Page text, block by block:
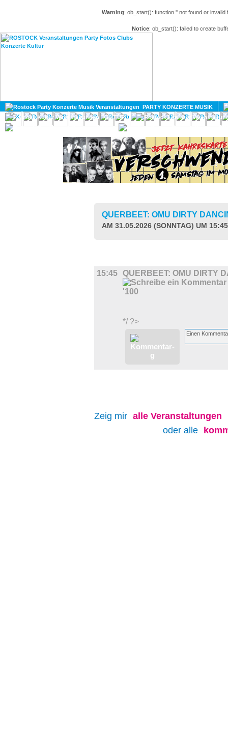
Warning: ob_start(): function '' not found or
Notice: ob_start(): failed to create
PARTY KONZERTE MUSIK
KULTUR
GAY
QUERBEET: OMU DIRTY
AM 31.05.2026 (SONNTAG) UM
15:45 QUERBEET: OMU DIRTY
*/ ?>
Zeig mir alle Veranstaltungen
oder alle